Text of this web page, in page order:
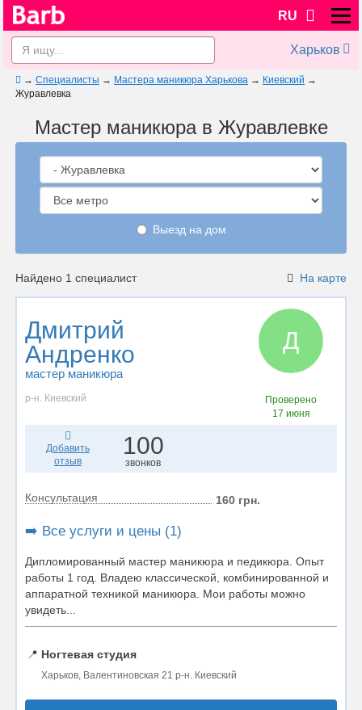
RU
Харьков
→ Специалисты → Мастера маникюра Харькова → Киевский →
Журавлевка
Мастер маникюра в Журавлевке
Выезд на дом
Найдено 1 специалист На карте
Дмитрий
Андренко
мастер маникюра
Д
р-н. Киевский
Проверено
17 июня
Добавить
отзыв
100
звонков
Консультация 160 грн.
➡️ Все услуги и цены (1)
Дипломированный мастер маникюра и педикюра. Опыт
работы 1 год. Владею классической, комбинированной и
аппаратной техникой маникюра. Мои работы можно
увидеть...
📍 Ногтевая студия
Харьков, Валентиновская 21 р-н. Киевский